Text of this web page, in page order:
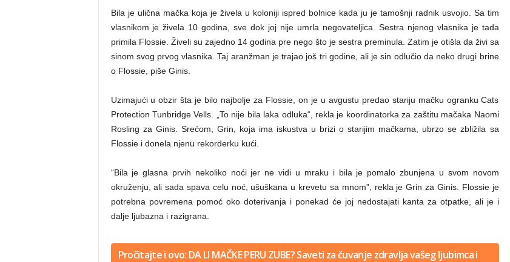
e
Bila je ulična mačka koja je živela u koloniji ispred bolnice kada ju je tamošnji radnik usvojio. Sa tim
vlasnikom je živela 10 godina, sve dok joj nije umrla negovateljica. Sestra njenog vlasnika je tada
primila Flossie. Živeli su zajedno 14 godina pre nego što je sestra preminula. Zatim je otišla da živi sa
sinom svog prvog vlasnika. Taj aranžman je trajao još tri godine, ali je sin odlučio da neko drugi brine
o Flossie, piše Ginis.
Uzimajući u obzir šta je bilo najbolje za Flossie, on je u avgustu predao stariju mačku ogranku Cats
Protection Tunbridge Vells. „To nije bila laka odluka“, rekla je koordinatorka za zaštitu mačaka Naomi
Rosling za Ginis. Srećom, Grin, koja ima iskustva u brizi o starijim mačkama, ubrzo se zbližila sa
Flossie i donela njenu rekorderku kući.
“Bila je glasna prvih nekoliko noći jer ne vidi u mraku i bila je pomalo zbunjena u svom novom
okruženju, ali sada spava celu noć, ušuškana u krevetu sa mnom”, rekla je Grin za Ginis. Flossie je
potrebna povremena pomoć oko doterivanja i ponekad će joj nedostajati kanta za otpatke, ali je i
dalje ljubazna i razigrana.
Pročitajte i ovo: DA LI MAČKE PERU ZUBE? Saveti za čuvanje zdravlja vašeg ljubimca i